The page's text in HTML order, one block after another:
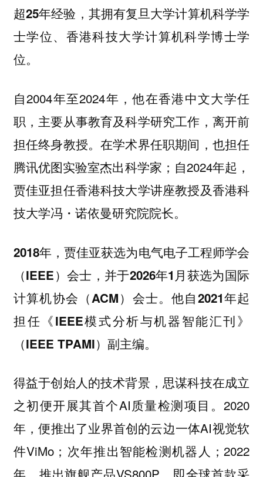
超25年经验，其拥有复旦大学计算机科学学
士学位、香港科技大学计算机科学博士学
位。
自2004年至2024年，他在香港中文大学任
职，主要从事教育及科学研究工作，离开前
担任终身教授。在学术界任职期间，也担任
腾讯优图实验室杰出科学家；自2024年起，
贾佳亚担任香港科技大学讲座教授及香港科
技大学冯・诺依曼研究院院长。
2018年，贾佳亚获选为电气电子工程师学会
（IEEE）会士，并于2026年1月获选为国际
计算机协会（ACM）会士。他自2021年起
担任《IEEE模式分析与机器智能汇刊》
（IEEE TPAMI）副主编。
得益于创始人的技术背景，思谋科技在成立
之初便开展其首个AI质量检测项目。2020
年，便推出了业界首创的云边一体AI视觉软
件ViMo；次年推出智能检测机器人；2022